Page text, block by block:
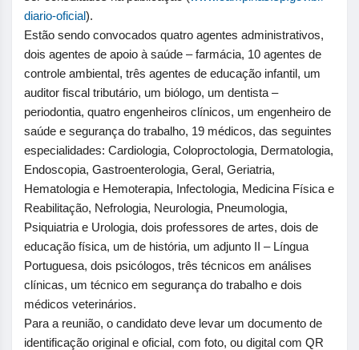
diario-oficial).
Estão sendo convocados quatro agentes administrativos,
dois agentes de apoio à saúde – farmácia, 10 agentes de
controle ambiental, três agentes de educação infantil, um
auditor fiscal tributário, um biólogo, um dentista –
periodontia, quatro engenheiros clínicos, um engenheiro de
saúde e segurança do trabalho, 19 médicos, das seguintes
especialidades: Cardiologia, Coloproctologia, Dermatologia,
Endoscopia, Gastroenterologia, Geral, Geriatria,
Hematologia e Hemoterapia, Infectologia, Medicina Física e
Reabilitação, Nefrologia, Neurologia, Pneumologia,
Psiquiatria e Urologia, dois professores de artes, dois de
educação física, um de história, um adjunto II – Língua
Portuguesa, dois psicólogos, três técnicos em análises
clínicas, um técnico em segurança do trabalho e dois
médicos veterinários.
Para a reunião, o candidato deve levar um documento de
identificação original e oficial, com foto, ou digital com QR